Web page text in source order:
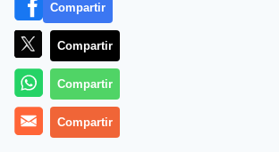
Compartir
Compartir
Compartir
Compartir